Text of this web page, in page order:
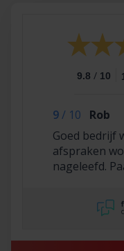
9.8 / 10
9/ 10
Rob
Goed bedrijf
afspraken
nageleefd.
korting
lang eer ik de
met excuses